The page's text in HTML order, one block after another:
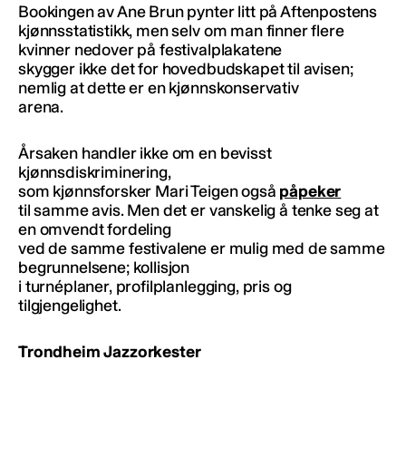
Bookingen av Ane Brun pynter litt på Aftenpostens
kjønnsstatistikk, men selv om man finner flere
kvinner nedover på festivalplakatene
skygger ikke det for hovedbudskapet til avisen;
nemlig at dette er en kjønnskonservativ
arena.
Årsaken handler ikke om en bevisst
kjønnsdiskriminering,
som kjønnsforsker Mari Teigen også påpeker
til samme avis. Men det er vanskelig å tenke seg at
en omvendt fordeling
ved de samme festivalene er mulig med de samme
begrunnelsene; kollisjon
i turnéplaner, profilplanlegging, pris og
tilgjengelighet.
Trondheim Jazzorkester